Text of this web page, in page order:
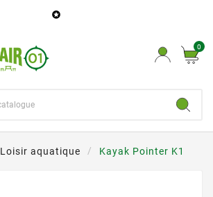

0
Loisir aquatique Kayak Pointer K1